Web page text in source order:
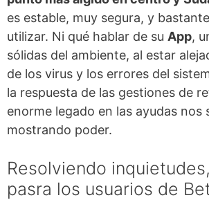
es estable, muy segura, y
utilizar. Ni qué hablar de su App,
sólidas del ambiente, al estar
de los virus y los errores del
la respuesta de las gestiones de
enorme legado en las ayudas nos
mostrando poder.
Resolviendo
pasra los usuarios de